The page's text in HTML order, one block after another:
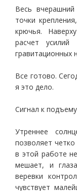
Весь
точки
крючья.
расчет
гравитационных
Все готово.
я это дело.
Сигнал к
Утреннее
позволяет
в этой работе
мешает, и
веревки
чувствует